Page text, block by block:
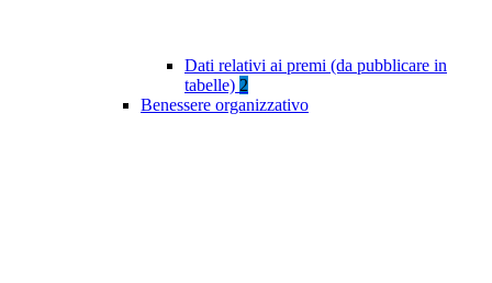
Dati relativi ai premi (da pubblicare in
tabelle) 2
Benessere organizzativo